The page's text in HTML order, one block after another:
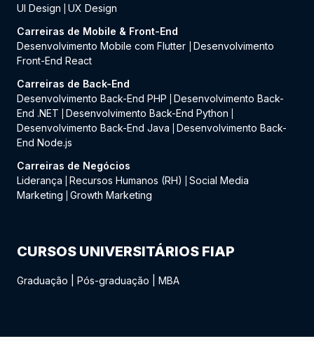
UI Design
UX Design
Carreiras de Mobile & Front-End
Desenvolvimento Mobile com Flutter
Desenvolvimento
Front-End React
Carreiras de Back-End
Desenvolvimento Back-End PHP
Desenvolvimento Back-
End .NET
Desenvolvimento Back-End Python
Desenvolvimento Back-End Java
Desenvolvimento Back-
End Node.js
Carreiras de Negócios
Liderança
Recursos Humanos (RH)
Social Media
Marketing
Growth Marketing
CURSOS UNIVERSITÁRIOS FIAP
Graduação Pós-graduação MBA